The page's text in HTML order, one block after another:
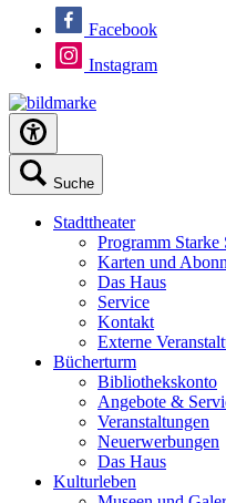
Facebook
Instagram
Suche
Stadttheater
Programm Starke
Karten und
Das Haus
Service
Kontakt
Externe
Bücherturm
Bibliothekskonto
Angebote &
Veranstaltungen
Neuerwerbungen
Das Haus
Kulturleben